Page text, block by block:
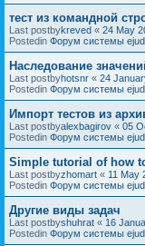
тест из командной
Last postbykreved « 24 May
Postedin Форум системы
Наследование
Last postbyhotsnr « 24
Postedin Форум системы
Импорт тестов из
Last postbyalexbagirov « 05
Postedin Форум системы
Simple tutorial of how
Last postbyzhomart « 11 May
Postedin Форум системы
Другие виды задач
Last postbyshuhrat « 16
Postedin Форум системы